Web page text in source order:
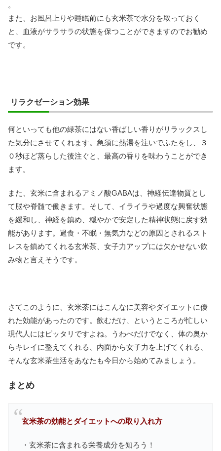
。
また、お風呂上りや睡眠前にも玄米茶で水分を取っておく
と、血液がサラサラの状態を保つことができますのでお勧め
です。
リラクゼーション効果
何といっても他の緑茶にはない香ばしい香りがリラックスし
た気分にさせてくれます。急須に熱湯を注いでふたをし、３
０秒ほど蒸らした後注ぐと、最高の香りを味わうことができ
ます。
また、玄米に含まれるアミノ酸GABAは、神経伝達物質とし
て脳や脊髄で働きます。そして、イライラや過度な興奮状態
を緩和し、神経を鎮め、穏やかで安定した精神状態に戻す効
能があります。過食・不眠・無気力などの原因とされるスト
レスを鎮めてくれる玄米茶、女子力アップには欠かせない飲
み物と言えそうです。
さてこのように、玄米茶にはこんなに美容やダイエットに優
れた効能があったのです。飲むだけ、というところが忙しい
現代人にはピッタリですよね。うわべだけでなく、体の奥か
らキレイに整えてくれる、内面から女子力を上げてくれる、
そんな玄米茶生活をあなたも今日から始めてみましょう。
まとめ
玄米茶の効能とダイエットへの取り入れ方
・玄米茶に含まれる栄養成分を知ろう！